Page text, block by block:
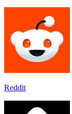
Reddit